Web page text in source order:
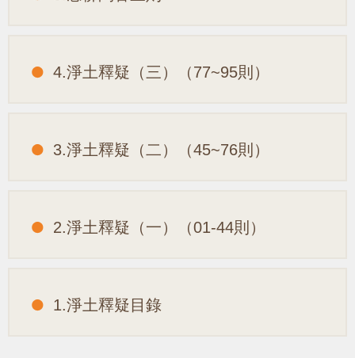
4.淨土釋疑（三）（77~95則）
3.淨土釋疑（二）（45~76則）
2.淨土釋疑（一）（01-44則）
1.淨土釋疑目錄